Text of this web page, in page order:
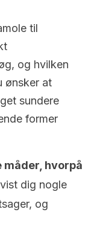
til
og hvilken
ønsker at
sundere
former
hvorpå
dig nogle
og